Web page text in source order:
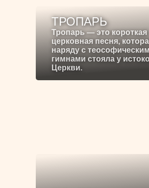
ТРОПАРЬ
Тропарь — это короткая
церковная песня,
наряду с
гимнами стояла у
Церкви.